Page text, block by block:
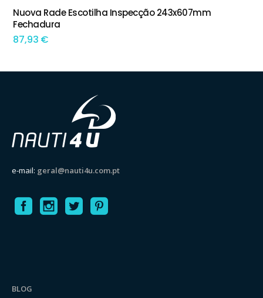
ADICIONAR
Nuova Rade Escotilha Inspecção 243x607mm
Fechadura
87,93 €
e-mail: geral@nauti4u.com.pt
BLOG